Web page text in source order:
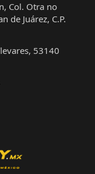
Col. Otra no
de Juárez, C.P.
53140